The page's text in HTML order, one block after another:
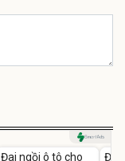
Đai ngồi ô tô cho